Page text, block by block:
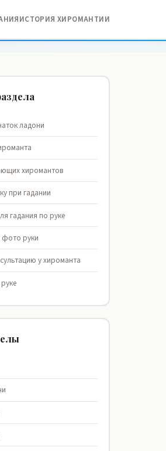
ИСТОРИЯ ХИРОМАНТИИ
ладони
хиромантов
при гадании
гадания по руке
руки
у хироманта